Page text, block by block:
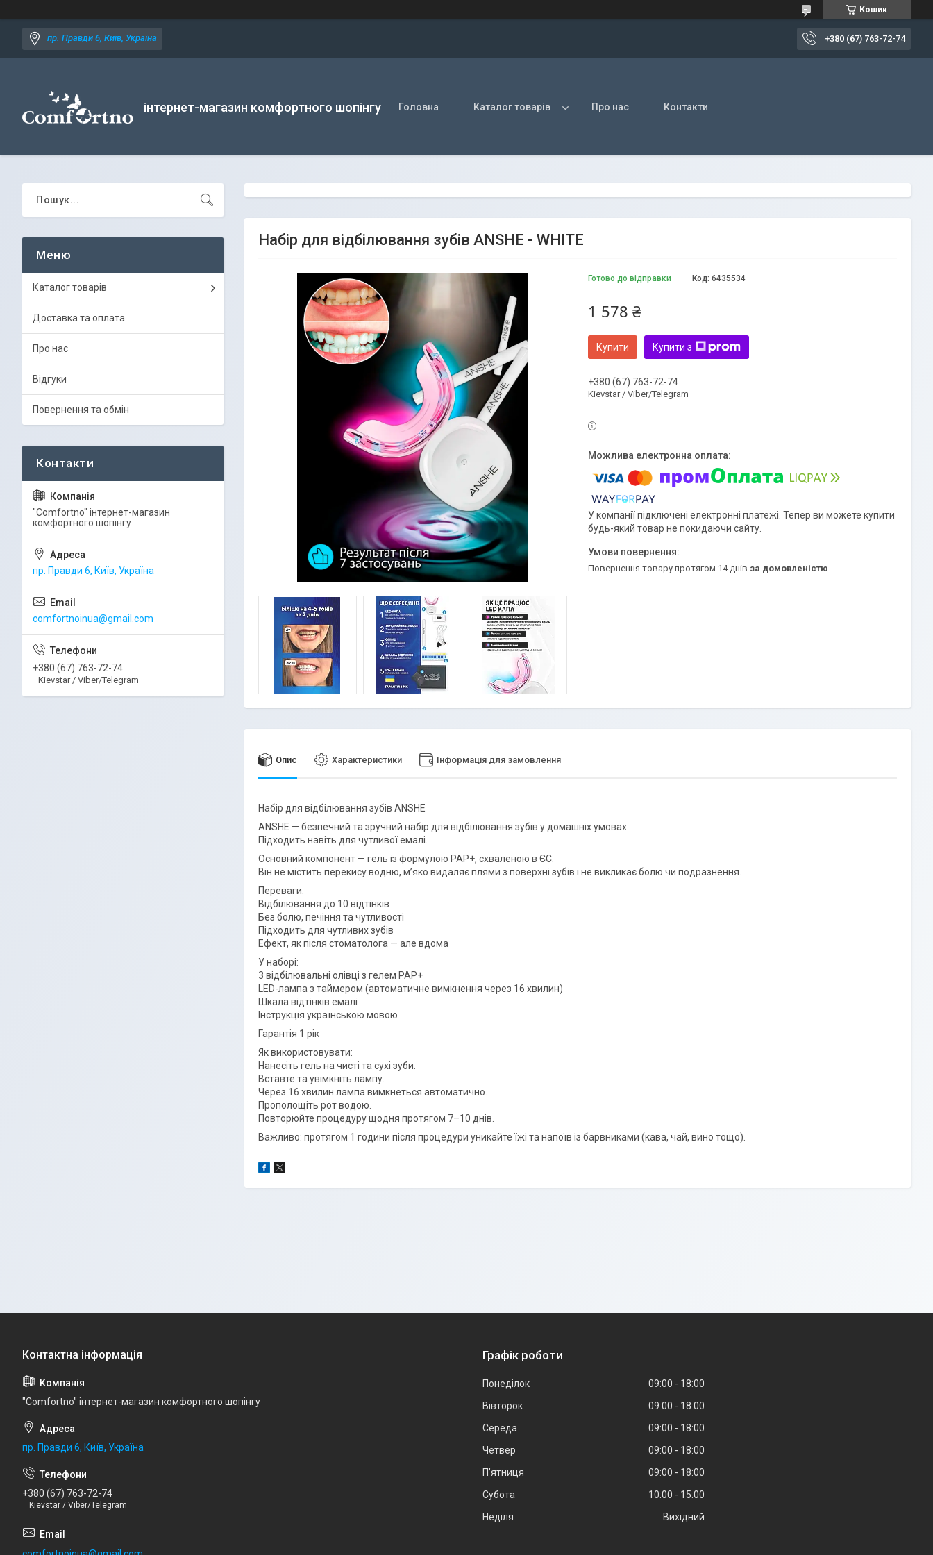
Кошик
пр. Правди 6, Київ, Україна +380 (67) 763-72-74
інтернет-магазин комфортного шопінгу Головна Каталог товарів Про нас Контакти
Набір для відбілювання зубів ANSHE - WHITE
Готово до відправки Код: 6435534
1 578 ₴
Купити Купити з
+380 (67) 763-72-74
Kievstar / Viber/Telegram
У компанії підключені електронні платежі. Тепер ви можете купити
будь-який товар не покидаючи сайту.
повернення товару протягом 14 днів за домовленістю
Опис Характеристики Інформація для замовлення
Набір для відбілювання зубів ANSHE
ANSHE — безпечний та зручний набір для відбілювання зубів у домашніх умовах.
Підходить навіть для чутливої емалі.
Основний компонент — гель із формулою PAP+, схваленою в ЄС.
Він не містить перекису водню, м’яко видаляє плями з поверхні зубів і не викликає болю чи подразнення.
Переваги:
Відбілювання до 10 відтінків
Без болю, печіння та чутливості
Підходить для чутливих зубів
Ефект, як після стоматолога — але вдома
У наборі:
3 відбілювальні олівці з гелем PAP+
LED-лампа з таймером (автоматичне вимкнення через 16 хвилин)
Шкала відтінків емалі
Інструкція українською мовою
Гарантія 1 рік
Як використовувати:
Нанесіть гель на чисті та сухі зуби.
Вставте та увімкніть лампу.
Через 16 хвилин лампа вимкнеться автоматично.
Прополощіть рот водою.
Повторюйте процедуру щодня протягом 7–10 днів.
Важливо: протягом 1 години після процедури уникайте їжі та напоїв із барвниками (кава, чай, вино тощо).
Каталог товарів
Доставка та оплата
Про нас
Відгуки
Повернення та обмін
"Comfortno" інтернет-магазин
комфортного шопінгу
пр. Правди 6, Київ, Україна
comfortnoinua@gmail.com
+380 (67) 763-72-74
Kievstar / Viber/Telegram
"Comfortno" інтернет-магазин комфортного шопінгу
пр. Правди 6, Київ, Україна
+380 (67) 763-72-74
Kievstar / Viber/Telegram
Графік роботи
Понеділок 09:00
18:00
Вівторок
09:00
18:00
Середа
09:00
18:00
Четвер
09:00
18:00
Пʼятниця
09:00
18:00
Субота
10:00
15:00
Неділя
Вихідний